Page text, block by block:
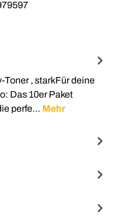
Toner , starkFür deine
Das 10er Paket
perfe… Mehr